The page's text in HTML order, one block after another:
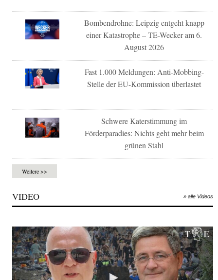
Bombendrohne: Leipzig entgeht knapp
einer Katastrophe – TE-Wecker am 6.
August 2026
Fast 1.000 Meldungen: Anti-Mobbing-
Stelle der EU-Kommission überlastet
Schwere Katerstimmung im
Förderparadies: Nichts geht mehr beim
grünen Stahl
Weitere >>
VIDEO » alle Videos